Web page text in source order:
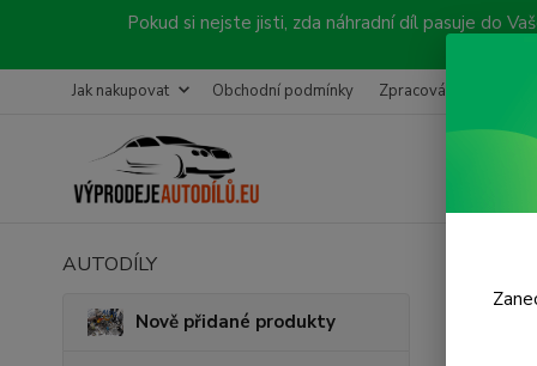
Pokud si nejste jisti, zda náhradní díl pasuje do
Jak nakupovat Obchodní podmínky Zpracování objednávky
AUTODÍLY
Nově přidané produkty